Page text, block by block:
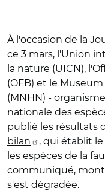
À l'occasion de la
ce 3 mars, l'Union
la nature (UICN),
(OFB) et le
(MNHN) -
nationale des
publié les résultats
bilan
, qui établit
les espèces de la
communiqué,
s'est dégradée.